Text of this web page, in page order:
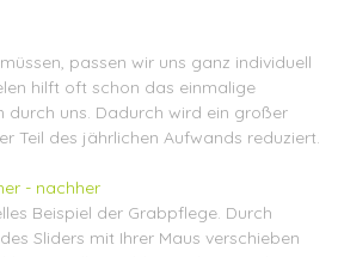
passen wir uns ganz individuell
hilft oft schon das einmalige
durch uns. Dadurch wird ein großer
Teil des jährlichen Aufwands reduziert.
- nachher
Beispiel der Grabpflege. Durch
Sliders mit Ihrer Maus verschieben